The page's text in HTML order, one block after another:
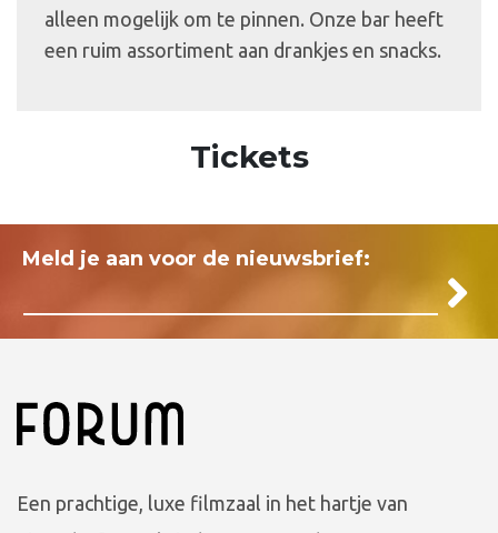
alleen mogelijk om te pinnen. Onze bar heeft
een ruim assortiment aan drankjes en snacks.
Tickets
Meld je aan voor de nieuwsbrief:
Een prachtige, luxe filmzaal in het hartje van